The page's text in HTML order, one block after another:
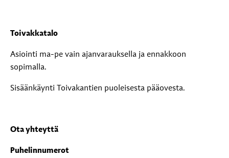
Toivakkatalo
Asiointi ma-pe vain ajanvarauksella ja ennakkoon
sopimalla.
Sisäänkäynti Toivakantien puoleisesta pääovesta.
Ota yhteyttä
Puhelinnumerot